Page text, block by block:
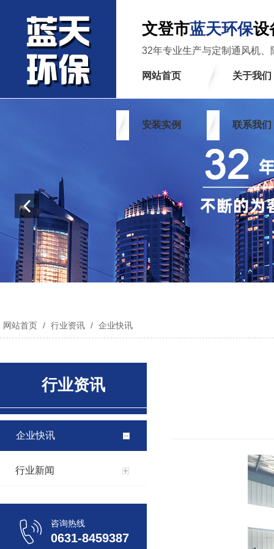
文登市蓝天环保设
32年专业生产与定制通风机、
网站首页 关于我们
安装实例 联系我们
网站首页 / 行业资讯 / 企业快讯
行业资讯
企业快讯
行业新闻
咨询热线
0631-8459387